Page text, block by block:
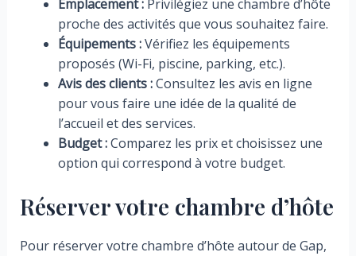
Emplacement :Privilégiez une chambre d’hôte
proche des activités que vous souhaitez faire.
Équipements :Vérifiez les équipements
proposés (Wi-Fi, piscine, parking, etc.).
Avis des clients :Consultez les avis en ligne
pour vous faire une idée de la qualité de
l’accueil et des services.
Budget :Comparez les prix et choisissez une
option qui correspond à votre budget.
Réserver votre chambre d’hôte
Pour réserver votre chambre d’hôte autour de Gap,